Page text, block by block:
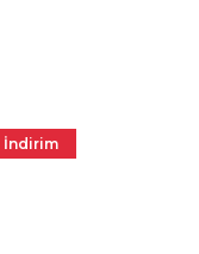
İndirim